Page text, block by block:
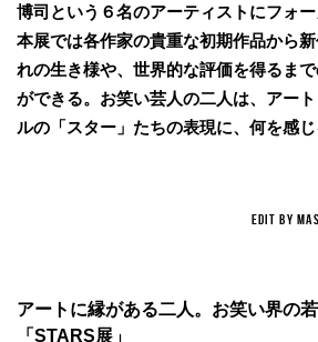
博司という６名のアーティストにフォー
本展では各作家の貴重な初期作品から
れの生き様や、世界的な評価を得るま
ができる。お笑い芸人の二人は、アー
ルの「スター」たちの表現に、何を感
EDIT BY
アートに縁がある二人。お笑い界の
「STARS展」